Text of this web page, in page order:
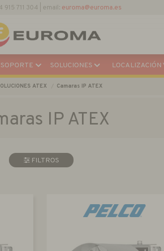
Descargar Catálogo Actual
SOPORTE SOLUCIONES LOCALIZACIÓN
ATEX Camaras IP ATEX
IP ATEX
FILTROS